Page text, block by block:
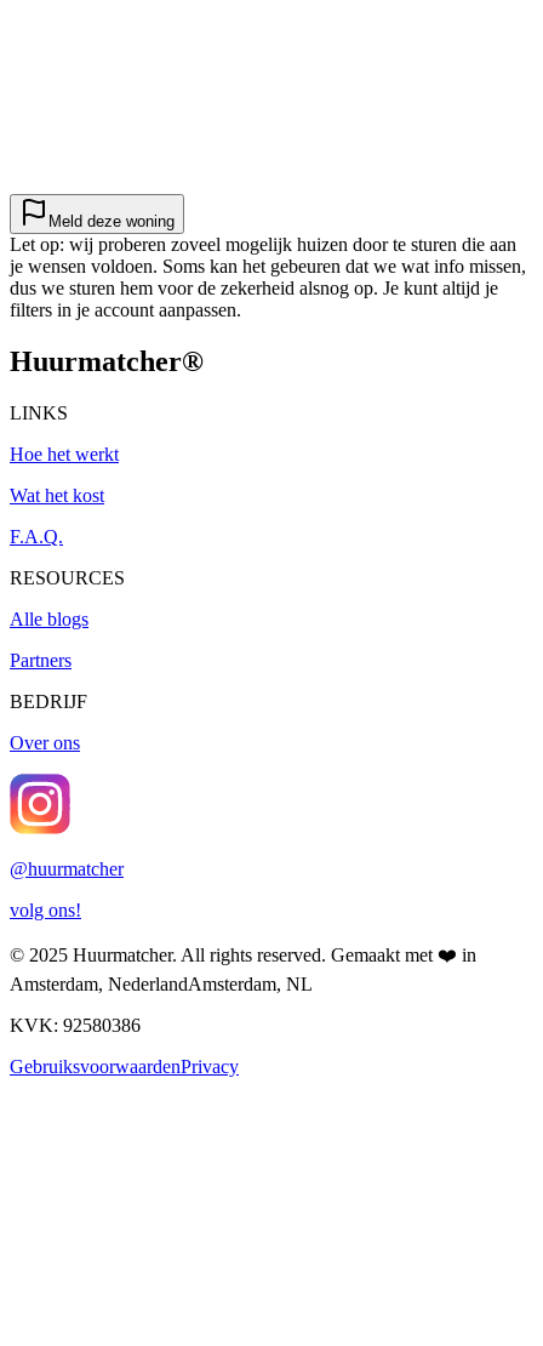
Meld deze woning
Let op: wij proberen zoveel mogelijk huizen door te sturen die aan
je wensen voldoen. Soms kan het gebeuren dat we wat info missen,
dus we sturen hem voor de zekerheid alsnog op. Je kunt altijd je
filters in je account aanpassen.
Huurmatcher®
LINKS
Hoe het werkt
Wat het kost
F.A.Q.
RESOURCES
Alle blogs
Partners
BEDRIJF
Over ons
@huurmatcher
volg ons!
© 2025 Huurmatcher. All rights reserved. Gemaakt met ❤️ in
Amsterdam, NederlandAmsterdam, NL
KVK: 92580386
GebruiksvoorwaardenPrivacy